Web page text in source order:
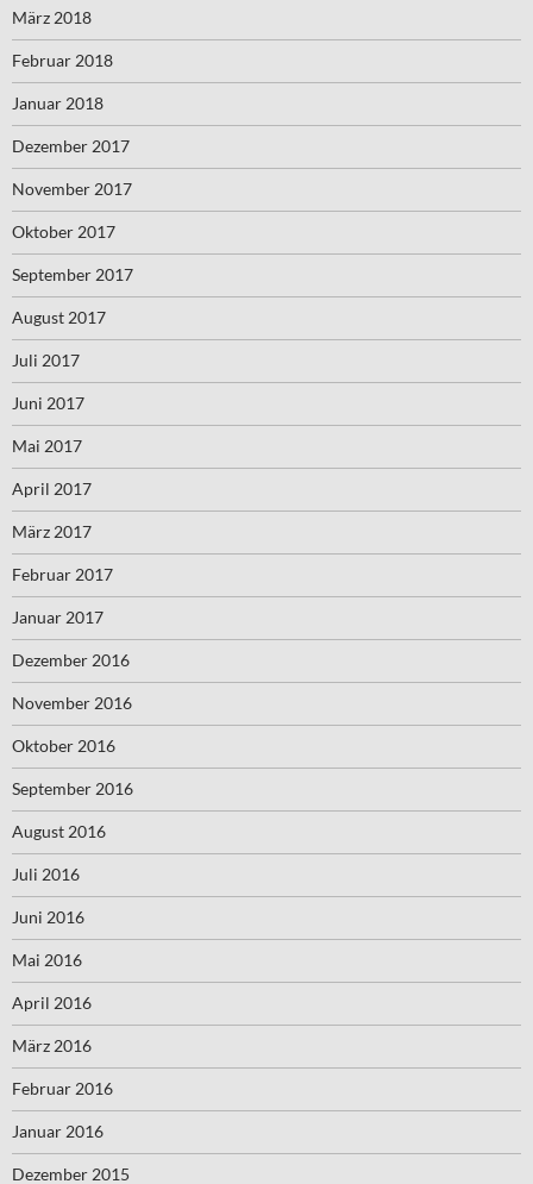
März 2018
Februar 2018
Januar 2018
Dezember 2017
November 2017
Oktober 2017
September 2017
August 2017
Juli 2017
Juni 2017
Mai 2017
April 2017
März 2017
Februar 2017
Januar 2017
Dezember 2016
November 2016
Oktober 2016
September 2016
August 2016
Juli 2016
Juni 2016
Mai 2016
April 2016
März 2016
Februar 2016
Januar 2016
Dezember 2015